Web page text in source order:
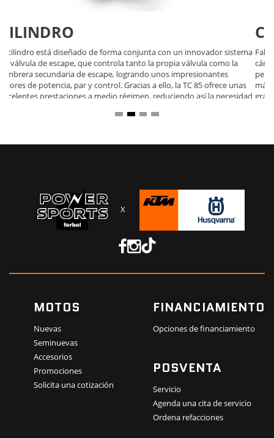
CÁRTER DEL CIGÜEÑAL
Fabricados mediante un proceso de fundición a alta presión, los
cárteres han sido diseñados con un espesor de las paredes mínimo,
pero conservando su resistencia y durabilidad. Esto permite un diseño
más compacto, situando los ejes lo más cerca posible del centro de
gravedad para lograr una mayor manejabilidad.
X
MOTOS
Nuevas
Seminuevas
Accesorios
Promociones
Solicita una cotización
FINANCIAMIENTO
Opciones de financiamiento
POSVENTA
Servicio
Agenda una cita de servicio
Ordena refacciones